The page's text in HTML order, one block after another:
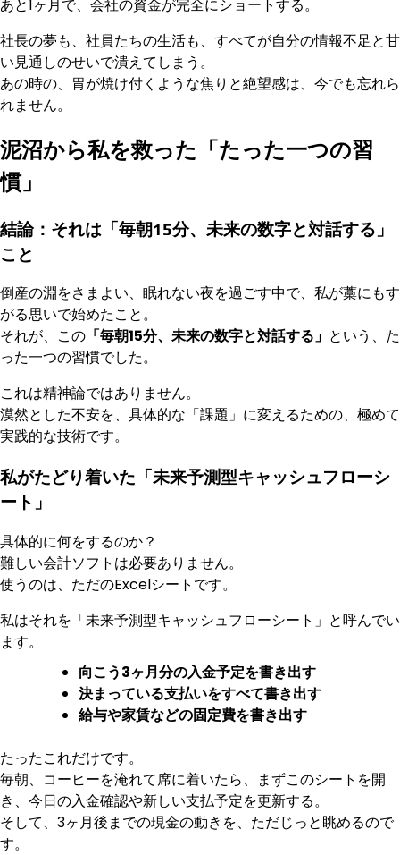
あと1ヶ月で、会社の資金が完全にショートする。
社長の夢も、社員たちの生活も、すべてが自分の情報不足と甘
い見通しのせいで潰えてしまう。
あの時の、胃が焼け付くような焦りと絶望感は、今でも忘れら
れません。
泥沼から私を救った「たった一つの習
慣」
結論：それは「毎朝15分、未来の数字と対話する」
こと
倒産の淵をさまよい、眠れない夜を過ごす中で、私が藁にもす
がる思いで始めたこと。
それが、この 「毎朝15分、未来の数字と対話する」 という、た
った一つの習慣でした。
これは精神論ではありません。
漠然とした不安を、具体的な「課題」に変えるための、極めて
実践的な技術です。
私がたどり着いた「未来予測型キャッシュフローシ
ート」
具体的に何をするのか？
難しい会計ソフトは必要ありません。
使うのは、ただのExcelシートです。
私はそれを「未来予測型キャッシュフローシート」と呼んでい
ます。
向こう3ヶ月分の入金予定を書き出す
決まっている支払いをすべて書き出す
給与や家賃などの固定費を書き出す
たったこれだけです。
毎朝、コーヒーを淹れて席に着いたら、まずこのシートを開
き、今日の入金確認や新しい支払予定を更新する。
そして、3ヶ月後までの現金の動きを、ただじっと眺めるので
す。